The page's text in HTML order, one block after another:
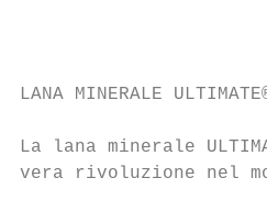
LANA MINERALE
La lana minerale
vera rivoluzione nel